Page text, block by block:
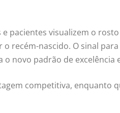
pacientes visualizem o
recém-nascido. O sinal
novo padrão de excelência
competitiva, enquanto